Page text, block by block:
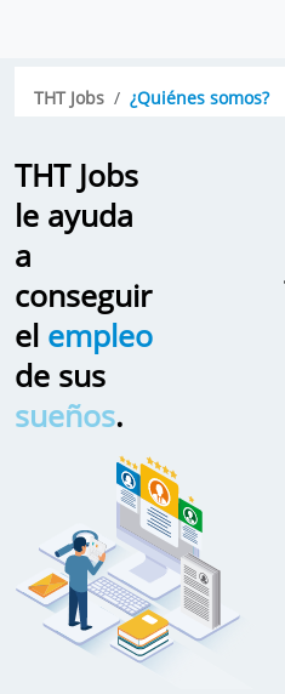
THT Jobs ¿Quiénes somos?
THT Jobs
le ayuda
a
conseguir
el empleo
de sus
sueños.